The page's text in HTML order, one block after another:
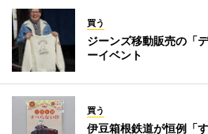
買う
ジーンズ移動販売の「
ーイベント
買う
伊豆箱根鉄道が恒例「